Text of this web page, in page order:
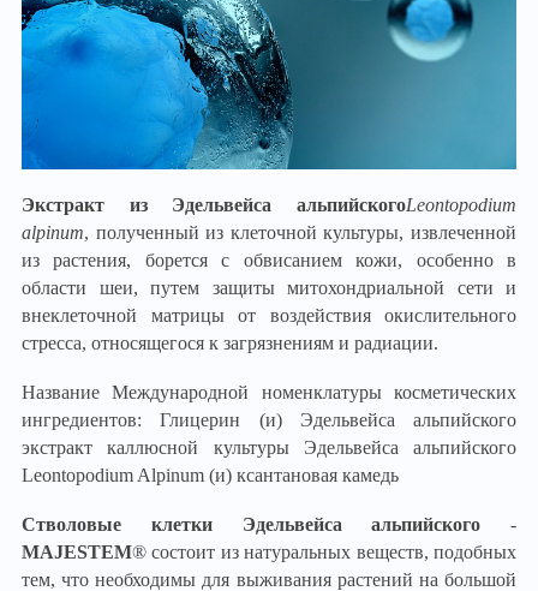
Экстракт из Эдельвейса альпийскогоLeontopodium
alpinum, полученный из клеточной культуры, извлеченной
из растения, борется с обвисанием кожи, особенно в
области шеи, путем защиты митохондриальной сети и
внеклеточной матрицы от воздействия окислительного
стресса, относящегося к загрязнениям и радиации.
Название Международной номенклатуры косметических
ингредиентов: Глицерин (и) Эдельвейса альпийского
экстракт каллюсной культуры Эдельвейса альпийского
Leontopodium Alpinum (и) ксантановая камедь
Стволовые клетки Эдельвейса альпийского -
MAJESTEM® состоит из натуральных веществ, подобных
тем, что необходимы для выживания растений на большой